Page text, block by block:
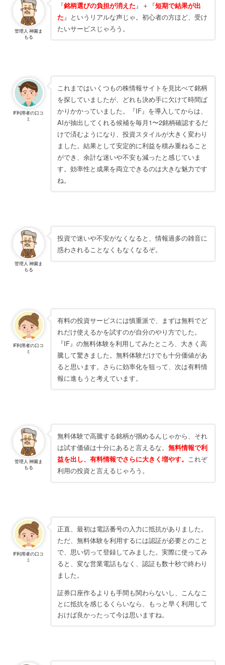
管理人 神園ま
もる
『銘柄選びの負担が消えた』＋『短期で結果が出
た』というリアルな声じゃ。初心者の方ほど、受け
たいサービスじゃろう。
IF利用者の口コ
ミ
これまではいくつもの株情報サイトを見比べて銘柄
を探していましたが、どれも決め手に欠けて時間ば
かりかかっていました。『IF』を導入してからは、
AIが抽出してくれる候補を毎月1〜2銘柄確認するだ
けで済むようになり、投資スタイルが大きく変わり
ました。結果として安定的に利益を積み重ねること
ができ、余計な迷いや不安も減ったと感じていま
す。効率性と成果を両立できるのは大きな魅力です
ね。
管理人 神園ま
もる
投資で迷いや不安がなくなると、情報過多の雑音に
惑わされることなくもなくなるぞ。
IF利用者の口コ
ミ
有料の投資サービスには慎重派で、まずは無料でど
れだけ使えるかを試すのが自分のやり方でした。
『IF』の無料体験を利用してみたところ、大きく高
騰して驚きました。無料体験だけでも十分価値があ
ると思います。さらに効率化を狙って、次は有料情
報に進もうと考えています。
管理人 神園ま
もる
無料体験で高騰する銘柄が掴めるんじゃから、それ
は試す価値は十分にあると言えるな。 無料情報で利
益を出し、有料情報でさらに大きく増やす。 これぞ
利用の投資と言えるじゃろう。
IF利用者の口コ
ミ
正直、最初は電話番号の入力に抵抗がありました。
ただ、無料体験を利用するには認証が必要とのこと
で、思い切って登録してみました。実際に使ってみ
ると、変な営業電話もなく、認証も数十秒で終わり
ました。
証券口座作るよりも手間も関わらないし、こんなこ
とに抵抗を感じるくらいなら、もっと早く利用して
おけば良かったって今は思いますね。